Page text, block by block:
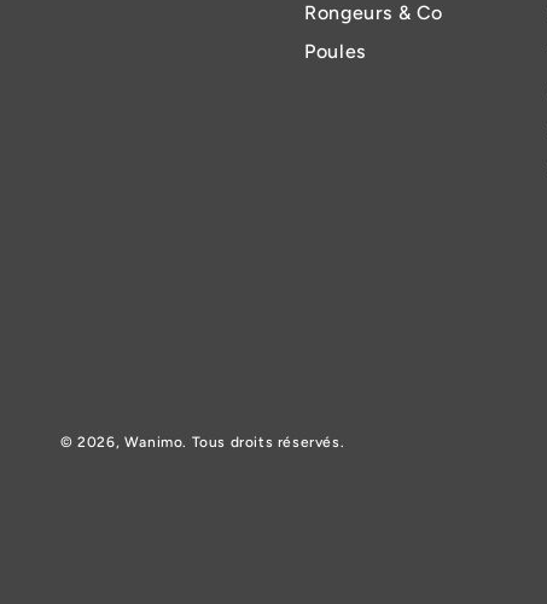
Rongeurs & Co
Poules
© 2026, Wanimo. Tous droits réservés.